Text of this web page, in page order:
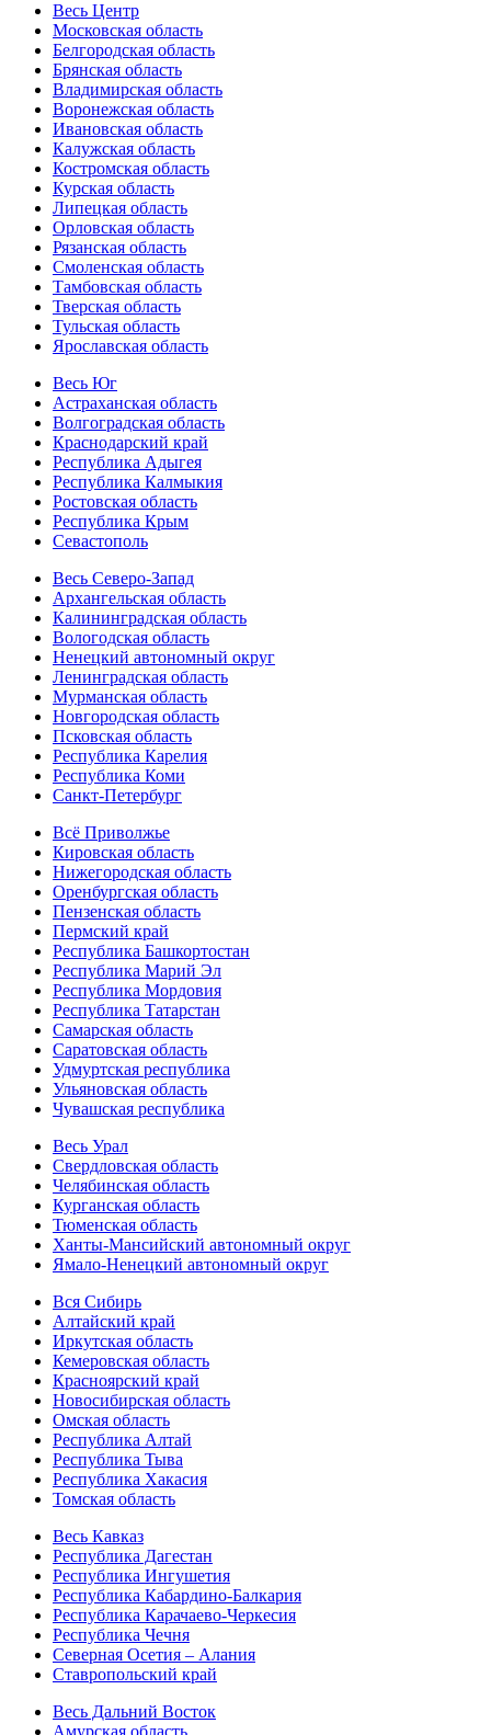
Весь Центр
Московская область
Белгородская область
Брянская область
Владимирская область
Воронежская область
Ивановская область
Калужская область
Костромская область
Курская область
Липецкая область
Орловская область
Рязанская область
Смоленская область
Тамбовская область
Тверская область
Тульская область
Ярославская область
Весь Юг
Астраханская область
Волгоградская область
Краснодарский край
Республика Адыгея
Республика Калмыкия
Ростовская область
Республика Крым
Севастополь
Весь Северо-Запад
Архангельская область
Калининградская область
Вологодская область
Ненецкий автономный округ
Ленинградская область
Мурманская область
Новгородская область
Псковская область
Республика Карелия
Республика Коми
Санкт-Петербург
Всё Приволжье
Кировская область
Нижегородская область
Оренбургская область
Пензенская область
Пермский край
Республика Башкортостан
Республика Марий Эл
Республика Мордовия
Республика Татарстан
Самарская область
Саратовская область
Удмуртская республика
Ульяновская область
Чувашская республика
Весь Урал
Свердловская область
Челябинская область
Курганская область
Тюменская область
Ханты-Мансийский автономный округ
Ямало-Ненецкий автономный округ
Вся Сибирь
Алтайский край
Иркутская область
Кемеровская область
Красноярский край
Новосибирская область
Омская область
Республика Алтай
Республика Тыва
Республика Хакасия
Томская область
Весь Кавказ
Республика Дагестан
Республика Ингушетия
Республика Кабардино-Балкария
Республика Карачаево-Черкесия
Республика Чечня
Северная Осетия – Алания
Ставропольский край
Весь Дальний Восток
Амурская область